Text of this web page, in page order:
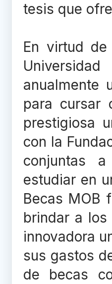
tesis que
En virtud
anualmente
para cursar
prestigiosa
con la
conjuntas
estudiar en
Becas MOB
brindar a
innovadora
sus gastos
de becas